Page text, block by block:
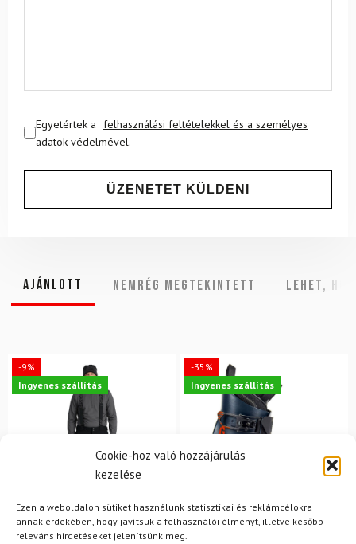
Cookie-hoz való hozzájárulás
kezelése
Ezen a weboldalon sütiket használunk statisztikai és reklámcélokra
annak érdekében, hogy javítsuk a felhasználói élményt, illetve később
releváns hirdetéseket jelenítsünk meg.
Egyetértek a felhasználási feltételekkel és a személyes
adatok védelmével.
Ajánlott NEMRÉG MEGTEKINTETT Lehet,
-9%
Ingyenes szállítás
L
-35%
Ingyenes szállítás